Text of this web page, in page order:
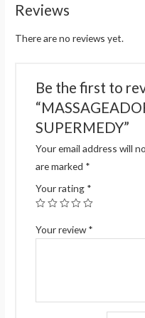
Reviews
There are no reviews yet.
Be the first to
SUPERMEDY”
Your email address will
are marked *
Your rating *
Your review*